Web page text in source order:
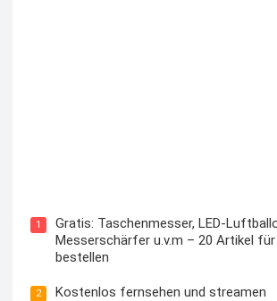
1
Gratis: Taschenmesser, LED-
Messerschärfer u.v.m – 20 Artikel für
bestellen
2 Kostenlos fernsehen und streamen